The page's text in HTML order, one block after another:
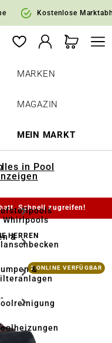
springenKostenlose
MARKEN
MAGAZIN
MEIN MARKT
&
in Pool
Whirlpools
&
Schnell zugreifen!
HERREN
2 ONLINE VERFÜGBAR